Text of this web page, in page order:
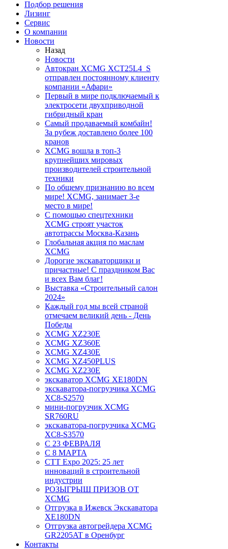
Подбор решения
Лизинг
Сервис
О компании
Новости
Назад
Новости
Автокран XCMG XCT25L4_S
отправлен постоянному клиенту
компании «Афари»
Первый в мире подключаемый к
электросети двухприводной
гибридный кран
Самый продаваемый комбайн!
За рубеж доставлено более 100
кранов
XCMG вошла в топ-3
крупнейших мировых
производителей строительной
техники
По общему признанию во всем
мире! XCMG, занимает 3-е
место в мире!
С помощью спецтехники
XCMG строят участок
автотрассы Москва-Казань
Глобальная акция по маслам
XCMG
Дорогие экскаваторщики и
причастные! С праздником Вас
и всех Вам благ!
Выставка «Строительный салон
2024»
Каждый год мы всей страной
отмечаем великий день - День
Победы
XCMG XZ230E
XCMG XZ360E
XCMG XZ430E
XCMG XZ450PLUS
XCMG XZ230E
экскаватор XCMG XE180DN
экскаватора-погрузчика XCMG
XC8-S2570
мини-погрузчик XCMG
SR760RU
экскаватора-погрузчика XCMG
XC8-S3570
С 23 ФЕВРАЛЯ
С 8 МАРТА
CTT Expo 2025: 25 лет
инноваций в строительной
индустрии
РОЗЫГРЫШ ПРИЗОВ ОТ
XCMG
Отгрузка в Ижевск Экскаватора
XE180DN
Отгрузка автогрейдера XCMG
GR2205AT в Оренбург
Контакты